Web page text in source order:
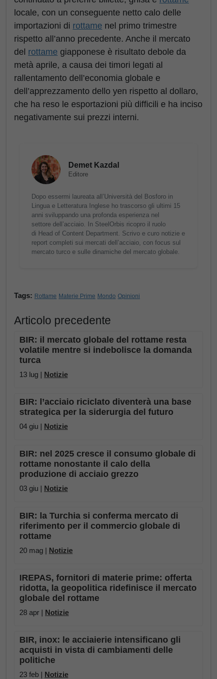
locale, con un conseguente netto calo delle
importazioni di rottame nel primo trimestre
rispetto all’anno precedente. Anche il mercato
del rottame giapponese è risultato debole da
metà aprile, a causa dei timori legati al
rallentamento dell’economia globale e
dell’apprezzamento dello yen rispetto al dollaro,
che ha reso le esportazioni più difficili e ha inciso
negativamente sui prezzi interni.
Demet Kazdal
Editore
Dopo essermi laureata all’Università del Bosforo in
Lingua e Letteratura Inglese ho trascorso gli ultimi 15
anni sviluppando una profonda esperienza nel
settore dell’acciaio. In SteelOrbis ricopro il ruolo
di Head of Content Department. Scrivo e curo notizie e
report completi sui mercati dell’acciaio, con focus sul
mercato turco e sulle dinamiche del mercato globale.
Tags: Rottame Materie Prime Mondo Opinioni
Articolo precedente
BIR: il mercato globale del rottame resta
volatile mentre si indebolisce la domanda
turca
13 lug | Notizie
BIR: l’acciaio riciclato diventerà una base
strategica per la siderurgia del futuro
04 giu | Notizie
BIR: nel 2025 cresce il consumo globale di
rottame nonostante il calo della
produzione di acciaio grezzo
03 giu | Notizie
BIR: la Turchia si conferma mercato di
riferimento per il commercio globale di
rottame
20 mag | Notizie
IREPAS, fornitori di materie prime: offerta
ridotta, la geopolitica ridefinisce il mercato
globale del rottame
28 apr | Notizie
BIR, inox: le acciaierie intensificano gli
acquisti in vista di cambiamenti delle
politiche
23 feb | Notizie